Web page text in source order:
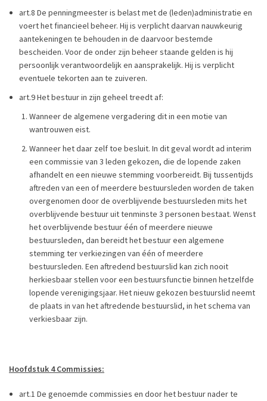
art.8 De penningmeester is belast met de (leden)administratie en
voert het financieel beheer. Hij is verplicht daarvan nauwkeurig
aantekeningen te behouden in de daarvoor bestemde
bescheiden. Voor de onder zijn beheer staande gelden is hij
persoonlijk verantwoordelijk en aansprakelijk. Hij is verplicht
eventuele tekorten aan te zuiveren.
art.9 Het bestuur in zijn geheel treedt af:
Wanneer de algemene vergadering dit in een motie van
wantrouwen eist.
Wanneer het daar zelf toe besluit. In dit geval wordt ad interim
een commissie van 3 leden gekozen, die de lopende zaken
afhandelt en een nieuwe stemming voorbereidt. Bij tussentijds
aftreden van een of meerdere bestuursleden worden de taken
overgenomen door de overblijvende bestuursleden mits het
overblijvende bestuur uit tenminste 3 personen bestaat. Wenst
het overblijvende bestuur één of meerdere nieuwe
bestuursleden, dan bereidt het bestuur een algemene
stemming ter verkiezingen van één of meerdere
bestuursleden. Een aftredend bestuurslid kan zich nooit
herkiesbaar stellen voor een bestuursfunctie binnen hetzelfde
lopende verenigingsjaar. Het nieuw gekozen bestuurslid neemt
de plaats in van het aftredende bestuurslid, in het schema van
verkiesbaar zijn.
Hoofdstuk 4 Commissies:
art.1 De genoemde commissies en door het bestuur nader te